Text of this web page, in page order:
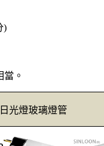
)
當 。
日光燈玻璃燈管